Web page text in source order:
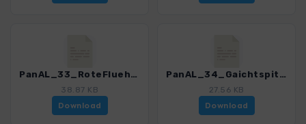
PanAL_33_RoteFlueh_3165_1.gpx
38.87 KB
Download
PanAL_34_Gaichtspitze_3165_1.gpx
27.56 KB
Download